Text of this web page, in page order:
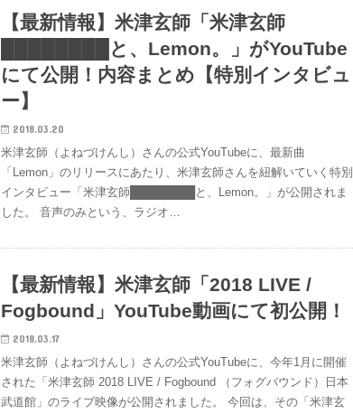
【最新情報】米津玄師「米津玄師
████████と、Lemon。」がYouTube
にて公開！内容まとめ【特別インタビュ
ー】
2018.03.20
米津玄師（よねづけんし）さんの公式YouTubeに、最新曲
「Lemon」のリリースにあたり、米津玄師さんを紐解いていく特別
インタビュー「米津玄師████████と、Lemon。」が公開されま
した。 音声のみという、ラジオ…
【最新情報】米津玄師「2018 LIVE /
Fogbound」YouTube動画にて初公開！
2018.03.17
米津玄師（よねづけんし）さんの公式YouTubeに、今年1月に開催
された「米津玄師 2018 LIVE / Fogbound （フォグバウンド）日本
武道館」のライブ映像が公開されました。 今回は、その「米津玄